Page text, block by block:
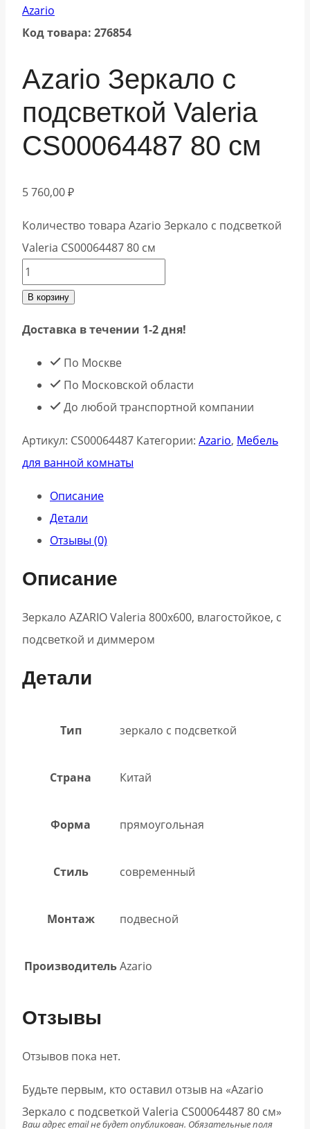
Azario
Код товара: 276854
Azario Зеркало с
подсветкой Valeria
CS00064487 80 см
5 760,00₽
Количество товара Azario Зеркало с подсветкой
Valeria CS00064487 80 см
В корзину
Доставка в течении 1-2 дня!
По Москве
По Московской области
До любой транспортной компании
Артикул: CS00064487 Категории: Azario, Мебель
для ванной комнаты
Описание
Детали
Отзывы (0)
Описание
Зеркало AZARIO Valeria 800х600, влагостойкое, c
подсветкой и диммером
Детали
Тип зеркало с подсветкой
Страна Китай
Форма прямоугольная
Стиль современный
Монтаж подвесной
ПроизводительAzario
Отзывы
Отзывов пока нет.
Будьте первым, кто оставил отзыв на «Azario
Зеркало с подсветкой Valeria CS00064487 80 см»
Ваш адрес email не будет опубликован. Обязательные поля